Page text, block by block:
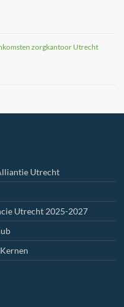
zorgkantoor Utrecht
Utrecht
Utrecht 2025-2027